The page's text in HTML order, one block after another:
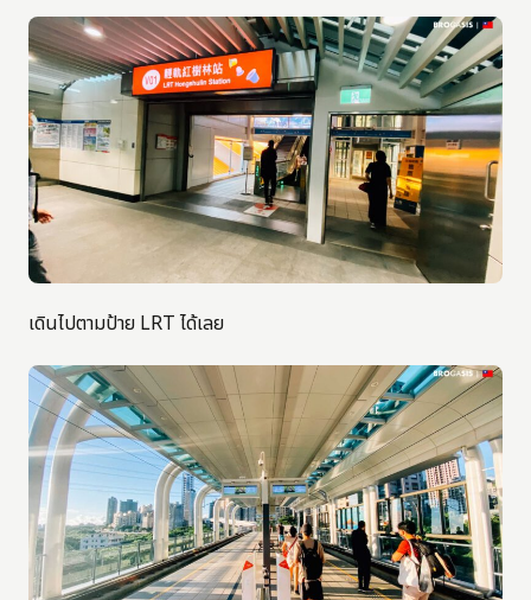
เดินไปตามป้าย LRT ได้เลย